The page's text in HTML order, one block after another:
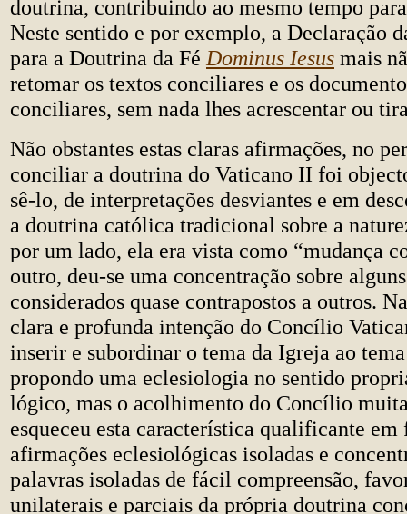
doutrina, contribuindo ao mesmo tempo
Neste sentido e por exemplo, a Declaração
para a Doutrina da Fé Dominus Iesus mais
retomar os textos conciliares e os
conciliares, sem nada lhes acrescentar ou
Não obstantes estas claras afirmações, no
conciliar a doutrina do Vaticano II foi
sê-lo, de interpretações desviantes e em
a doutrina católica tradicional sobre a
por um lado, ela era vista como “mudança
outro, deu-se uma concentração sobre
considerados quase contrapostos a outros.
clara e profunda intenção do Concílio
inserir e subordinar o tema da Igreja ao
propondo uma eclesiologia no sentido
lógico, mas o acolhimento do Concílio
esqueceu esta característica qualificante em
afirmações eclesiológicas isoladas e
palavras isoladas de fácil compreensão,
unilaterais e parciais da própria doutrina